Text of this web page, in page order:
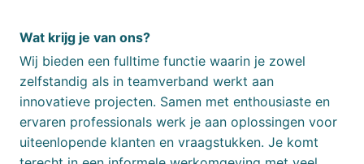
Wat krijg je van ons?
Wij bieden een fulltime functie waarin je zowel
zelfstandig als in teamverband werkt aan
innovatieve projecten. Samen met enthousiaste en
ervaren professionals werk je aan oplossingen voor
uiteenlopende klanten en vraagstukken. Je komt